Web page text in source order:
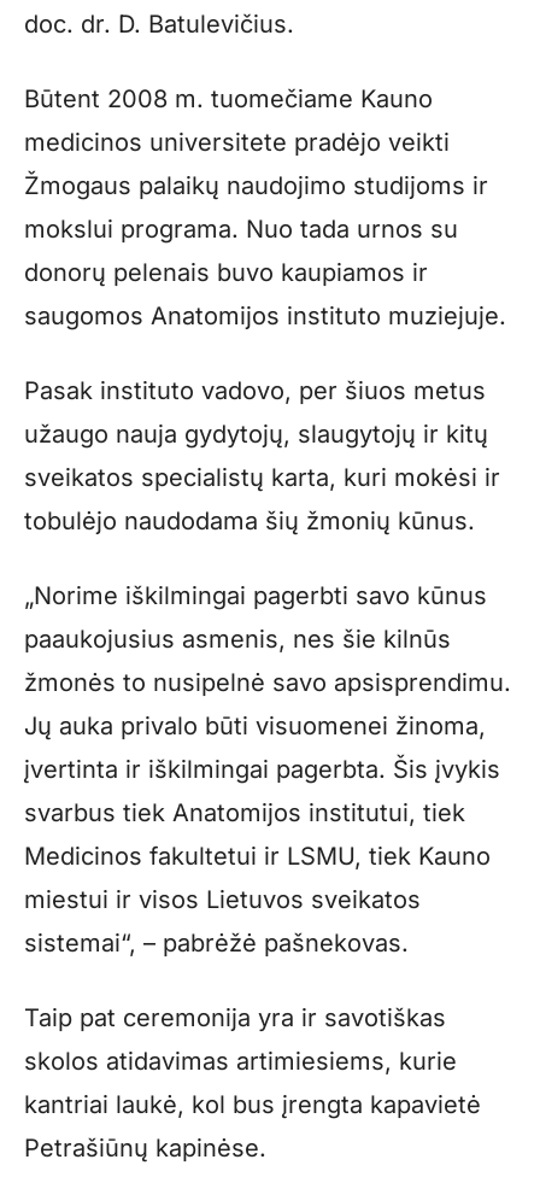
doc. dr. D. Batulevičius.
Būtent 2008 m. tuomečiame Kauno
medicinos universitete pradėjo veikti
Žmogaus palaikų naudojimo studijoms ir
mokslui programa. Nuo tada urnos su
donorų pelenais buvo kaupiamos ir
saugomos Anatomijos instituto muziejuje.
Pasak instituto vadovo, per šiuos metus
užaugo nauja gydytojų, slaugytojų ir kitų
sveikatos specialistų karta, kuri mokėsi ir
tobulėjo naudodama šių žmonių kūnus.
„Norime iškilmingai pagerbti savo kūnus
paaukojusius asmenis, nes šie kilnūs
žmonės to nusipelnė savo apsisprendimu.
Jų auka privalo būti visuomenei žinoma,
įvertinta ir iškilmingai pagerbta. Šis įvykis
svarbus tiek Anatomijos institutui, tiek
Medicinos fakultetui ir LSMU, tiek Kauno
miestui ir visos Lietuvos sveikatos
sistemai“, – pabrėžė pašnekovas.
Taip pat ceremonija yra ir savotiškas
skolos atidavimas artimiesiems, kurie
kantriai laukė, kol bus įrengta kapavietė
Petrašiūnų kapinėse.